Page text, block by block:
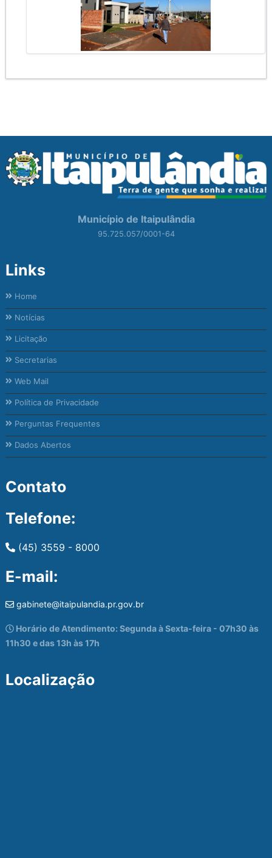
Município de Itaipulândia
95.725.057/0001-64
Links
Home
Notícias
Licitação
Secretarias
Web Mail
Política de Privacidade
Perguntas Frequentes
Dados Abertos
Contato
Telefone:
(45) 3559 - 8000
E-mail:
gabinete@itaipulandia.pr.gov.br
Horário de Atendimento: Segunda à Sexta-feira - 07h30 às
11h30 e das 13h às 17h
Localização